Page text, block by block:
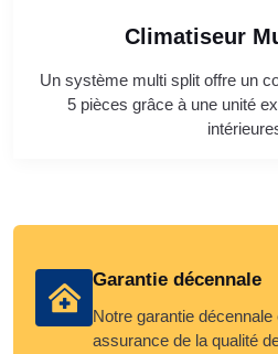
Climatiseur
Un système multi split offre un
5 pièces grâce à une unité
Garantie décennale
Notre garantie
assurance de la qualité